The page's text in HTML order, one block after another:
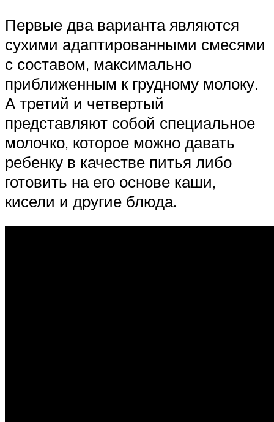
Первые два варианта являются
сухими адаптированными смесями
с составом, максимально
приближенным к грудному молоку.
А третий и четвертый
представляют собой специальное
молочко, которое можно давать
ребенку в качестве питья либо
готовить на его основе каши,
кисели и другие блюда.